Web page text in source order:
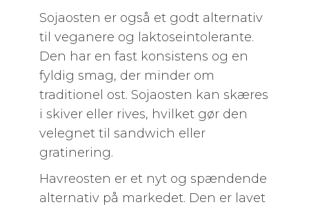
Sojaosten er også et godt alternativ
til veganere og laktoseintolerante.
Den har en fast konsistens og en
fyldig smag, der minder om
traditionel ost. Sojaosten kan skæres
i skiver eller rives, hvilket gør den
velegnet til sandwich eller
gratinering.
Havreosten er et nyt og spændende
alternativ på markedet. Den er lavet